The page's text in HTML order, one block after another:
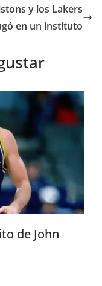
y los Lakers
en un instituto
de John